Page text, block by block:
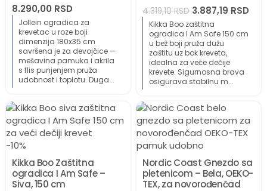
8.290,00 RSD
Jollein ogradica za
krevetac u roze boji
dimenzija 180x35 cm
savršena je za devojčice —
mešavina pamuka i akrila
s flis punjenjem pruža
udobnost i toplotu. Duga...
4.319,10RSD 3.887,19 RSD
Kikka Boo zaštitna
ogradica I Am Safe 150 cm
u bež boji pruža dužu
zaštitu uz bok kreveta,
idealna za veće dečije
krevete. Sigurnosna brava
osigurava stabilnu m...
-10%
Kikka Boo Zaštitna
ogradica I Am Safe –
Siva, 150 cm
Nordic Coast Gnezdo sa
pletenicom – Bela, OEKO-
TEX, za novorođenčad